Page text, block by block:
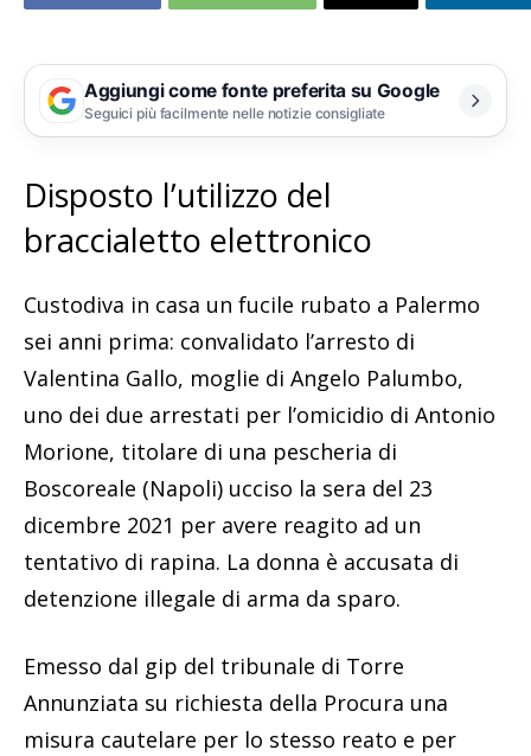
Aggiungi come fonte preferita su Google
Seguici più facilmente nelle notizie consigliate
Disposto l’utilizzo del
braccialetto elettronico
Custodiva in casa un fucile rubato a Palermo
sei anni prima: convalidato l’arresto di
Valentina Gallo, moglie di Angelo Palumbo,
uno dei due arrestati per l’omicidio di Antonio
Morione, titolare di una pescheria di
Boscoreale (Napoli) ucciso la sera del 23
dicembre 2021 per avere reagito ad un
tentativo di rapina. La donna è accusata di
detenzione illegale di arma da sparo.
Emesso dal gip del tribunale di Torre
Annunziata su richiesta della Procura una
misura cautelare per lo stesso reato e per